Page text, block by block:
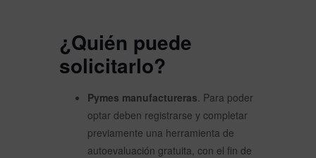
¿Quién puede
solicitarlo?
Pymes manufactureras. Para poder
optar deben registrarse y completar
previamente una herramienta de
autoevaluación gratuita, con el fin de